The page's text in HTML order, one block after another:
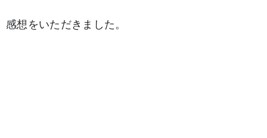
感想をいただきました。